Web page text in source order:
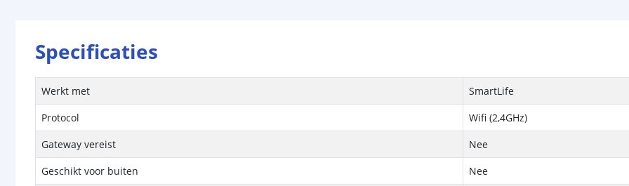
Specificaties
Werkt met
SmartLife
Protocol
Wifi (2,4GHz)
Gateway vereist
Nee
Geschikt voor buiten
Nee